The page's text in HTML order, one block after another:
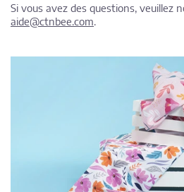
Si vous avez des questions, veuillez
aide@ctnbee.com.